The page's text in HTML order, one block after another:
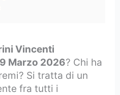
Vincenti
Marzo 2026? Chi ha
Si tratta di un
fra tutti i